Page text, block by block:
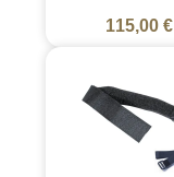
115,00 €